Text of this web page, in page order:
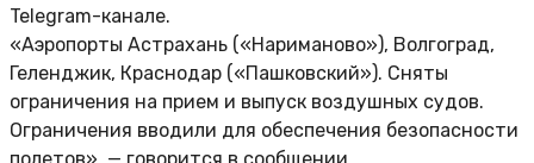
Telegram-канале.
«Аэропорты Астрахань («Нариманово»), Волгоград,
Геленджик, Краснодар («Пашковский»). Сняты
ограничения на прием и выпуск воздушных судов.
Ограничения вводили для обеспечения безопасности
полетов», — говорится в сообщении.